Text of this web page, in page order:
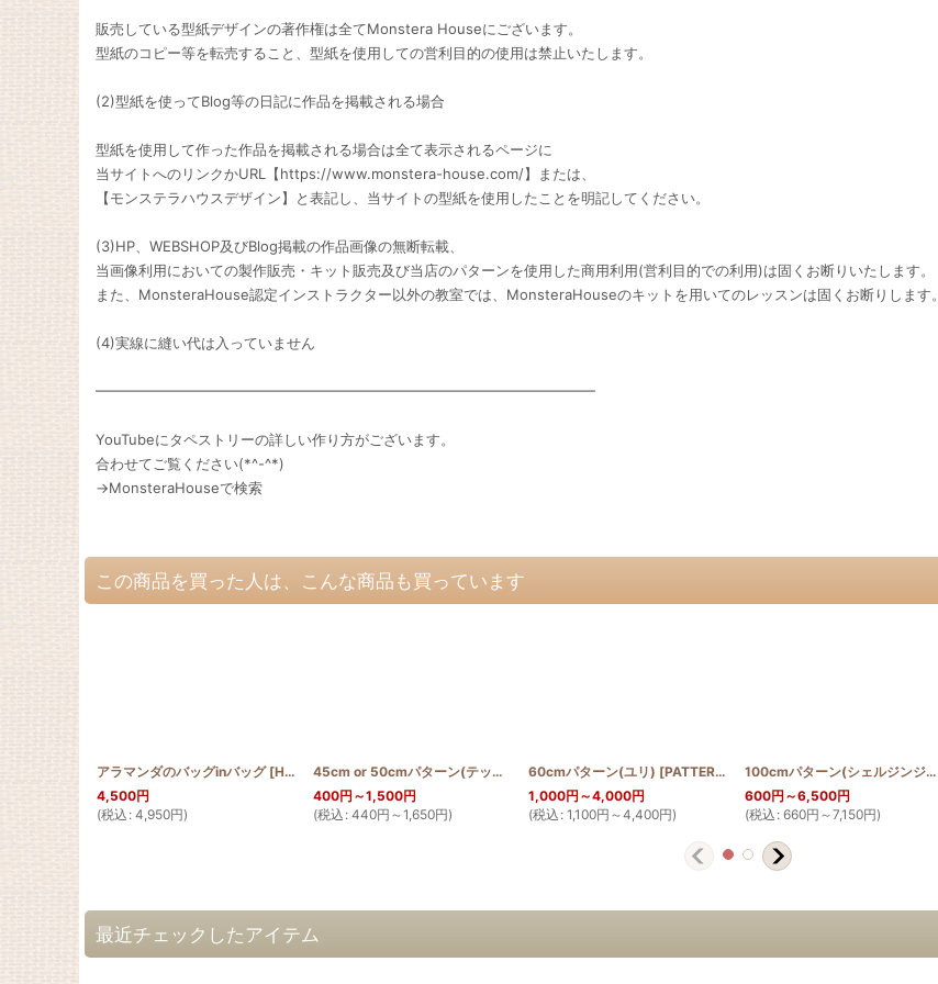
販売している型紙デザインの著作権は全てMonstera Houseにございます。
型紙のコピー等を転売すること、型紙を使用しての営利目的の使用は禁止いたします。
(2)型紙を使ってBlog等の日記に作品を掲載される場合
型紙を使用して作った作品を掲載される場合は全て表示されるページに
当サイトへのリンクかURL【https://www.monstera-house.com/】または、
【モンステラハウスデザイン】と表記し、当サイトの型紙を使用したことを明記してください。
(3)HP、WEBSHOP及びBlog掲載の作品画像の無断転載、
当画像利用においての製作販売・キット販売及び当店のパターンを使用した商用利用(営利目的での利用)は固くお断りいたします。
また、MonsteraHouse認定インストラクター以外の教室では、MonsteraHouseのキットを用いてのレッスンは固くお断りします。
(4)実線に縫い代は入っていません
━━━━━━━━━━━━━━━━━━━━━━━━━━━━━━━━━━━
YouTubeにタペストリーの詳しい作り方がございます。
合わせてご覧ください(*^-^*)
→MonsteraHouseで検索
この商品を買った人は、こんな商品も買っています
アラマンダのバッグinバッグ [HQBIB_ALA
]
4,500円
(税込 : 4,950円)
45cm or 50cmパターン(テッポウユリ) [PATTERN_T50_LILY]
400円 ～1,500円
(税込 : 440円 ～1,650円)
60cmパターン(ユリ) [PATTERN_T60_LILY
]
1,000円 ～4,000円
(税込 : 1,100円 ～4,400円)
100cmパターン(シェルジンジャー)
600円 ～6,500円
(税込 : 660円 ～7,150円)
最近チェックしたアイテム